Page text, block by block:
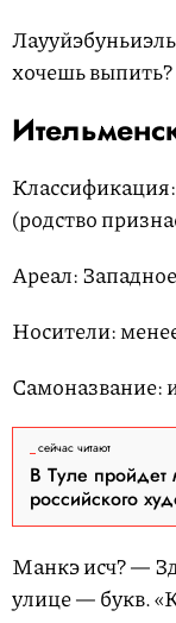
хочешь
(родство
Ареал:
Носители:
Самоназвание:
сейчас читают
В Туле пройдет
российского
Манкэ исч? —
улице — букв.